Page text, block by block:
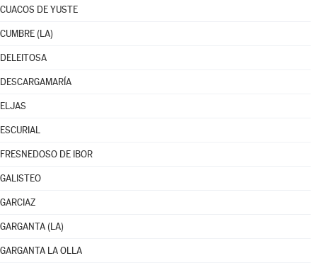
CUACOS DE YUSTE
CUMBRE (LA)
DELEITOSA
DESCARGAMARÍA
ELJAS
ESCURIAL
FRESNEDOSO DE IBOR
GALISTEO
GARCIAZ
GARGANTA (LA)
GARGANTA LA OLLA